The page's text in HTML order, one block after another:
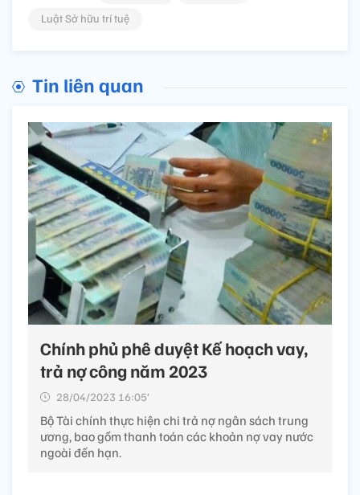
Luật Sở hữu trí tuệ
Tin liên quan
Chính phủ phê duyệt Kế hoạch vay,
trả nợ công năm 2023
28/04/2023 16:05’
Bộ Tài chính thực hiện chi trả nợ ngân sách trung
ương, bao gồm thanh toán các khoản nợ vay nước
ngoài đến hạn.